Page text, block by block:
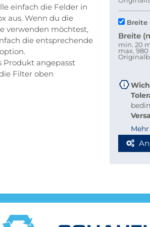
einfach die Felder in
aus. Wenn du die
verwenden möchtest,
die entsprechende
Produkt angepasst
Filter oben
Breite
Breite
min. 20
max.